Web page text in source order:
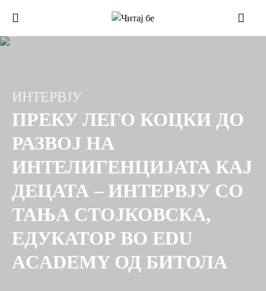
ИНТЕРВЈУ
ПРЕКУ ЛЕГО КОЦКИ ДО
РАЗВОЈ НА
ИНТЕЛИГЕНЦИЈАТА КАЈ
ДЕЦАТА – ИНТЕРВЈУ СО
ТАЊА СТОЈКОВСКА,
ЕДУКАТОР ВО EDU
ACADEMY ОД БИТОЛА